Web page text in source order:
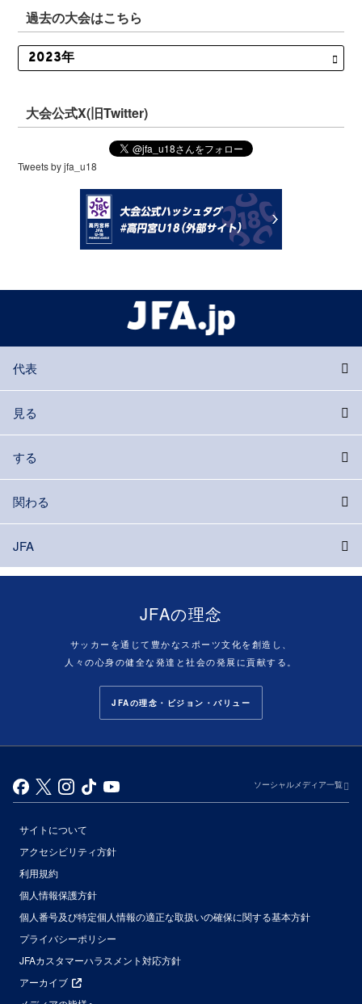
過去の大会はこちら
大会公式X(旧Twitter)
Tweets by jfa_u18
代表
見る
する
関わる
JFA
JFAの理念
サッカーを通じて豊かなスポーツ文化を創造し、
人々の心身の健全な発達と社会の発展に貢献する。
JFAの理念・ビジョン・バリュー
ソーシャルメディア一覧
サイトについて
アクセシビリティ方針
利用規約
個人情報保護方針
個人番号及び特定個人情報の適正な取扱いの確保に関する基本方針
プライバシーポリシー
JFAカスタマーハラスメント対応方針
アーカイブ